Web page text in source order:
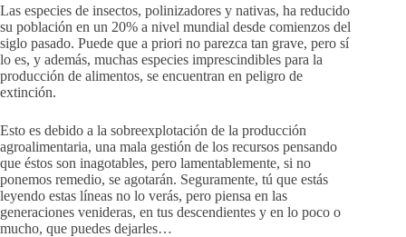
Las especies de insectos, polinizadores y nativas, ha reducido
su población en un 20% a nivel mundial desde comienzos del
siglo pasado. Puede que a priori no parezca tan grave, pero sí
lo es, y además, muchas especies imprescindibles para la
producción de alimentos, se encuentran en peligro de
extinción.
Esto es debido a la sobreexplotación de la producción
agroalimentaria, una mala gestión de los recursos pensando
que éstos son inagotables, pero lamentablemente, si no
ponemos remedio, se agotarán. Seguramente, tú que estás
leyendo estas líneas no lo verás, pero piensa en las
generaciones venideras, en tus descendientes y en lo poco o
mucho, que puedes dejarles…